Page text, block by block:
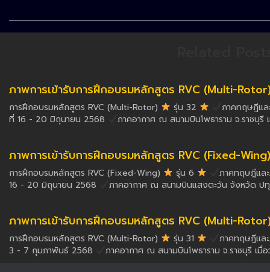
ภาพการเข้ารับการฝึกอบรมหลักสูตร RVC (Multi-
การฝึกอบรมหลักสูตร RVC (Multi-Rotor) รุ่น 32
ภาคทฤษฎีแ
ที่ 16 - 20 มิถุนายน 2568
ภาคอากาศ ณ สนามบินโพธาราม จ.ราชบุ
ภาพการเข้ารับการฝึกอบรมหลักสูตร RVC (Fixed-
การฝึกอบรมหลักสูตร RVC (Fixed-Wing) รุ่น 6
ภาคทฤษฎีแล
16 - 20 มิถุนายน 2568
ภาคอากาศ ณ สนามบินแสงตะวัน จังหวัด ป
ภาพการเข้ารับการฝึกอบรมหลักสูตร RVC (Multi-
การฝึกอบรมหลักสูตร RVC (Multi-Rotor) รุ่น 31
ภาคทฤษฎีแล
3 - 7 กุมภาพันธ์ 2568
ภาคอากาศ ณ สนามบินโพธาราม จ.ราชบุรี เ